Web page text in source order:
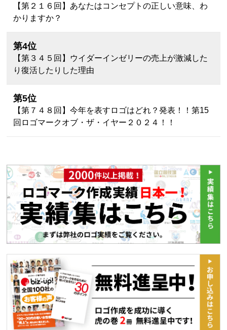
【第２１６回】あなたはコンセプトの正しい意味、わ
かりますか？
第4位
【第３４５回】ウイダーインゼリーの売上が激減した
り復活したりした理由
第5位
【第７４８回】今年を表すロゴはどれ？発表！！第15
回ロゴマークオブ・ザ・イヤー２０２４！！